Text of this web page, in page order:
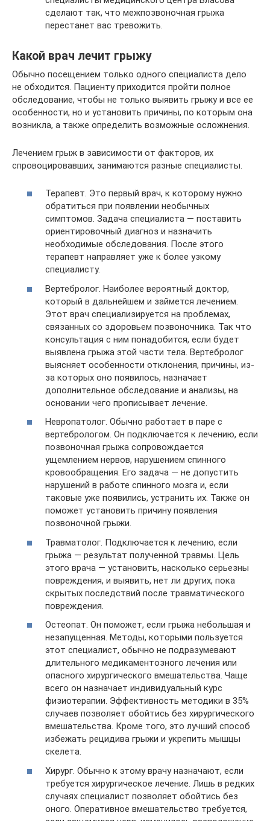
сделают так, что межпозвоночная грыжа
перестанет вас тревожить.
Какой врач лечит грыжу
Обычно посещением только одного специалиста дело
не обходится. Пациенту приходится пройти полное
обследование, чтобы не только выявить грыжу и все ее
особенности, но и установить причины, по которым она
возникла, а также определить возможные осложнения.
Лечением грыж в зависимости от факторов, их
спровоцировавших, занимаются разные специалисты.
Терапевт. Это первый врач, к которому нужно
обратиться при появлении необычных
симптомов. Задача специалиста — поставить
ориентировочный диагноз и назначить
необходимые обследования. После этого
терапевт направляет уже к более узкому
специалисту.
Вертебролог. Наиболее вероятный доктор,
который в дальнейшем и займется лечением.
Этот врач специализируется на проблемах,
связанных со здоровьем позвоночника. Так что
консультация с ним понадобится, если будет
выявлена грыжа этой части тела. Вертебролог
выясняет особенности отклонения, причины, из-
за которых оно появилось, назначает
дополнительное обследование и анализы, на
основании чего прописывает лечение.
Невропатолог. Обычно работает в паре с
вертебрологом. Он подключается к лечению, если
позвоночная грыжа сопровождается
ущемлением нервов, нарушением спинного
кровообращения. Его задача — не допустить
нарушений в работе спинного мозга и, если
таковые уже появились, устранить их. Также он
поможет установить причину появления
позвоночной грыжи.
Травматолог. Подключается к лечению, если
грыжа — результат полученной травмы. Цель
этого врача — установить, насколько серьезны
повреждения, и выявить, нет ли других, пока
скрытых последствий после травматического
повреждения.
Остеопат. Он поможет, если грыжа небольшая и
незапущенная. Методы, которыми пользуется
этот специалист, обычно не подразумевают
длительного медикаментозного лечения или
опасного хирургического вмешательства. Чаще
всего он назначает индивидуальный курс
физиотерапии. Эффективность методики в 35%
случаев позволяет обойтись без хирургического
вмешательства. Кроме того, это лучший способ
избежать рецидива грыжи и укрепить мышцы
скелета.
Хирург. Обычно к этому врачу назначают, если
требуется хирургическое лечение. Лишь в редких
случаях специалист позволяет обойтись без
оного. Оперативное вмешательство требуется,